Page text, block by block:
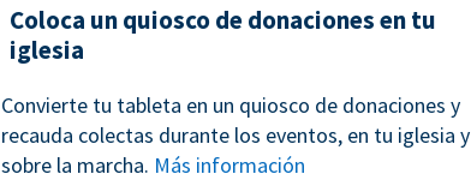
Coloca un quiosco de donaciones en tu
iglesia
Convierte tu tableta en un quiosco de donaciones y
recauda colectas durante los eventos, en tu iglesia y
sobre la marcha. Más información